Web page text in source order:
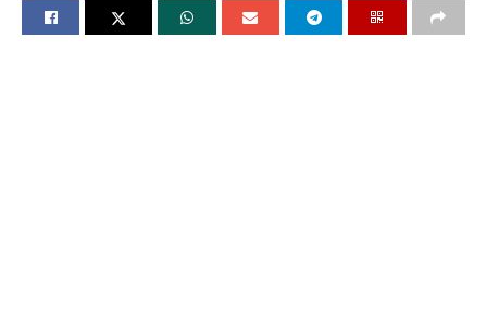
चंडीगढ, 11 जून (विश्ववार्ता)मणिपुर में CM एन बीरेन सिंह के सुरक्षा